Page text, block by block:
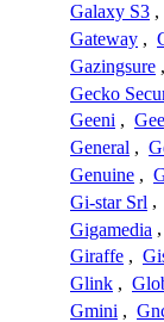
Galaxy S3 ,
Gateway ,
Gazingsure ,
Gecko
Geeni ,
General ,
Genuine ,
Gi-star Srl ,
Gigamedia ,
Giraffe ,
Glink ,
Gmini ,